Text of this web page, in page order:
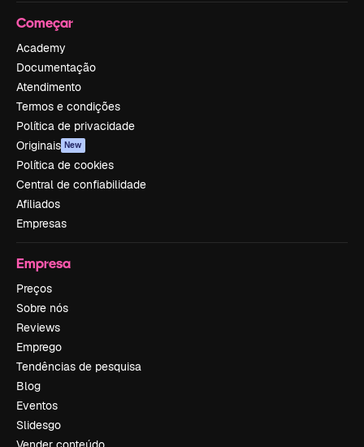
Começar
Academy
Documentação
Atendimento
Termos e condições
Política de privacidade
Originais New
Política de cookies
Central de confiabilidade
Afiliados
Empresas
Empresa
Preços
Sobre nós
Reviews
Emprego
Tendências de pesquisa
Blog
Eventos
Slidesgo